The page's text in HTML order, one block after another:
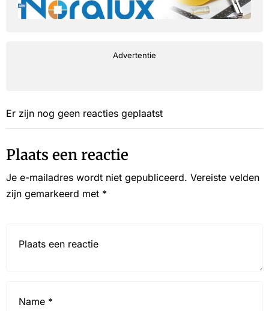
Advertentie
Er zijn nog geen reacties geplaatst
Plaats een reactie
Je e-mailadres wordt niet gepubliceerd. Vereiste velden
zijn gemarkeerd met *